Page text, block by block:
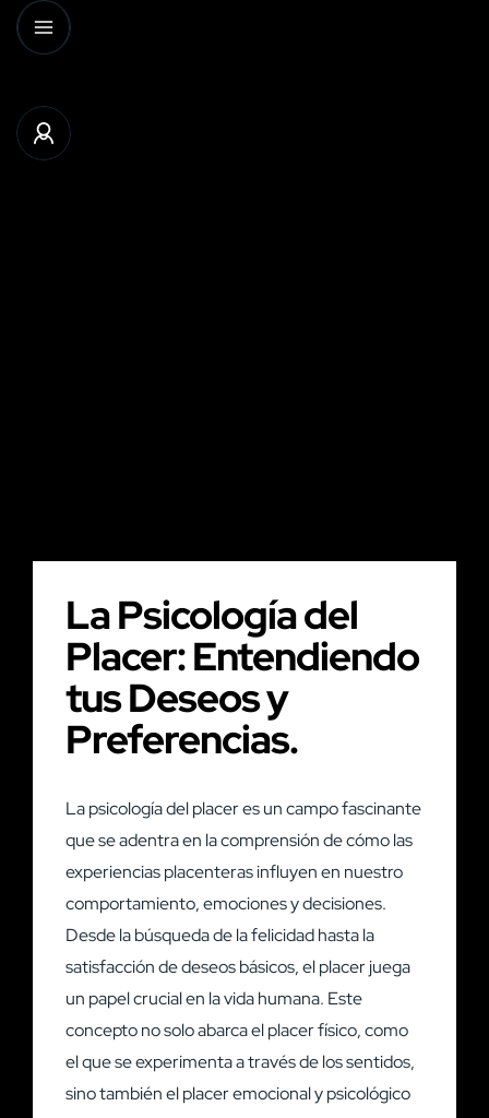
La Psicología del
Placer: Entendiendo
tus Deseos y
Preferencias.
La psicología del placer es un campo fascinante
que se adentra en la comprensión de cómo las
experiencias placenteras influyen en nuestro
comportamiento, emociones y decisiones.
Desde la búsqueda de la felicidad hasta la
satisfacción de deseos básicos, el placer juega
un papel crucial en la vida humana. Este
concepto no solo abarca el placer físico, como
el que se experimenta a través de los sentidos,
sino también el placer emocional y psicológico